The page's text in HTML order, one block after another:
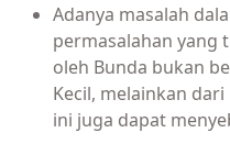
Adanya masalah
permasalahan yang
oleh Bunda bukan
Kecil, melainkan
ini juga dapat